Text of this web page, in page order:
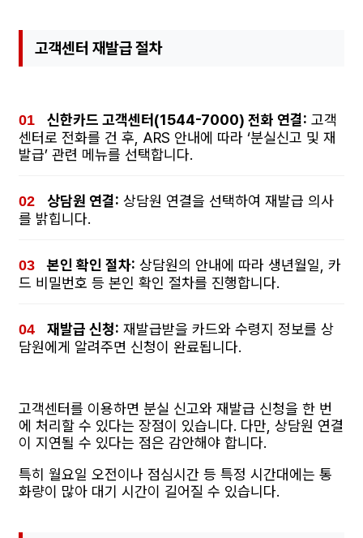
고객센터 재발급 절차
신한카드 고객센터(1544-7000) 전화 연결: 고객
센터로 전화를 건 후, ARS 안내에 따라 ‘분실신고 및 재
발급’ 관련 메뉴를 선택합니다.
상담원 연결: 상담원 연결을 선택하여 재발급 의사
를 밝힙니다.
본인 확인 절차: 상담원의 안내에 따라 생년월일, 카
드 비밀번호 등 본인 확인 절차를 진행합니다.
재발급 신청: 재발급받을 카드와 수령지 정보를 상
담원에게 알려주면 신청이 완료됩니다.
고객센터를 이용하면 분실 신고와 재발급 신청을 한 번
에 처리할 수 있다는 장점이 있습니다. 다만, 상담원 연결
이 지연될 수 있다는 점은 감안해야 합니다.
특히 월요일 오전이나 점심시간 등 특정 시간대에는 통
화량이 많아 대기 시간이 길어질 수 있습니다.